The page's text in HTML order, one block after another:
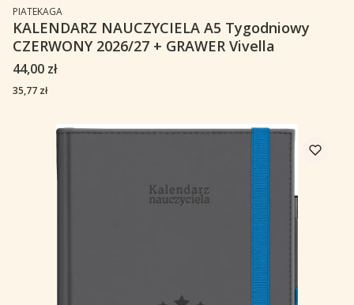
PRODUCENT
PIATEKAGA
KALENDARZ NAUCZYCIELA A5 Tygodniowy
CZERWONY 2026/27 + GRAWER Vivella
Cena
44,00 zł
Cena
35,77 zł